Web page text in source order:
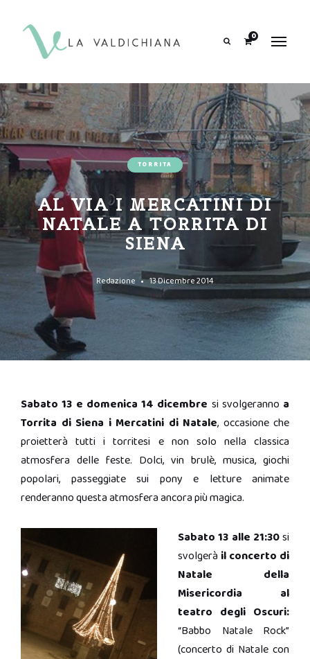
0
TORRITA
AL VIA I MERCATINI DI
NATALE A TORRITA DI
SIENA
Redazione 13 Dicembre 2014
Sabato 13 e domenica 14 dicembre si svolgeranno a
Torrita di Siena i Mercatini di Natale, occasione che
proietterà tutti i torritesi e non solo nella classica
atmosfera delle feste. Dolci, vin brulè, musica, giochi
popolari, passeggiate sui pony e letture animate
renderanno questa atmosfera ancora più magica.
Sabato 13 alle 21:30si
svolgerà il concerto di
Natale della
Misericordia al
teatro degli Oscuri:
“Babbo Natale Rock”
(concerto di Natale con